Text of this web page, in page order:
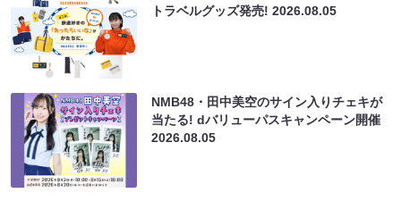
トラベルグッズ発売!2026.08.05
NMB48・田中美空のサイン入りチェキが
当たる! dバリューパスキャンペーン開催
2026.08.05